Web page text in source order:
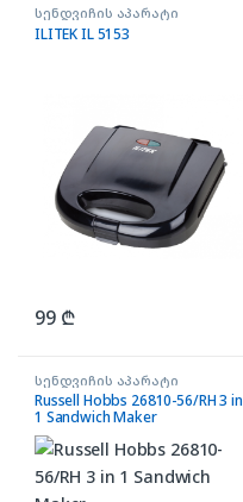
სენდვიჩის აპარატი
ILITEK IL 5153
99 ₾
სენდვიჩის აპარატი
Russell Hobbs 26810-56/RH 3 in
1 Sandwich Maker